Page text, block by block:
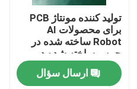
کنترل کیفیت
تماس با ما
تولید کننده مونتاژ PCB
برای محصولات AI
Robot ساخته شده در
چین و ساخته شده در
کامبوج
ارسال سؤال